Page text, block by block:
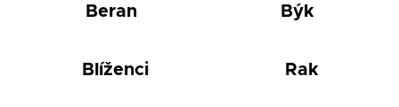
Beran Býk
Blíženci Rak